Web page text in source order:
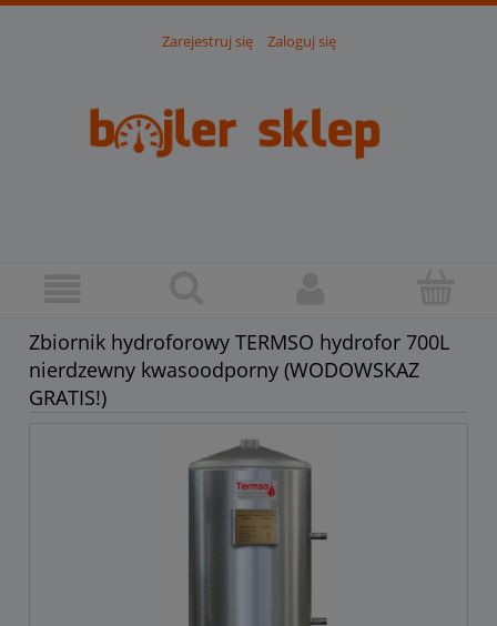
Zarejestruj się Zaloguj się
Zbiornik hydroforowy TERMSO hydrofor 700L
nierdzewny kwasoodporny (WODOWSKAZ
GRATIS!)